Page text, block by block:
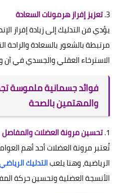
3. تعزيز إفراز هرمونات السعادة
يؤدي فن التدليك إلى زيادة إفراز
مرتبطة بالشعور بالسعادة
الاسترخاء العقلي والجسدي في آن
فوائد جسمانية ملموسة
والمهتمين بالصحة
1. تحسين مرونة العضلات والمفاصل
تُعتبر مرونة العضلات أحد أهم
الرياضية، وهنا يلعبالتدليك
الأنسجة العضلية وتحسين حركة